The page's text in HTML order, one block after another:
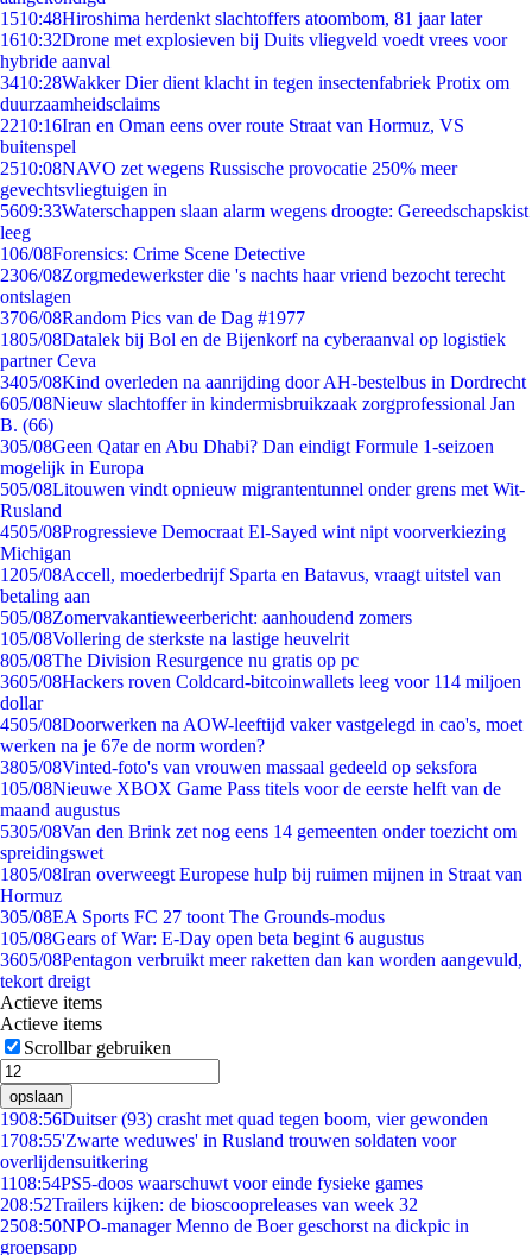
1510:48Hiroshima herdenkt slachtoffers atoombom, 81 jaar later
1610:32Drone met explosieven bij Duits vliegveld voedt vrees voor
hybride aanval
3410:28Wakker Dier dient klacht in tegen insectenfabriek Protix om
duurzaamheidsclaims
2210:16Iran en Oman eens over route Straat van Hormuz, VS
buitenspel
2510:08NAVO zet wegens Russische provocatie 250% meer
gevechtsvliegtuigen in
5609:33Waterschappen slaan alarm wegens droogte: Gereedschapskist
leeg
106/08Forensics: Crime Scene Detective
2306/08Zorgmedewerkster die 's nachts haar vriend bezocht terecht
ontslagen
3706/08Random Pics van de Dag #1977
1805/08Datalek bij Bol en de Bijenkorf na cyberaanval op logistiek
partner Ceva
3405/08Kind overleden na aanrijding door AH-bestelbus in Dordrecht
605/08Nieuw slachtoffer in kindermisbruikzaak zorgprofessional Jan
B. (66)
305/08Geen Qatar en Abu Dhabi? Dan eindigt Formule 1-seizoen
mogelijk in Europa
505/08Litouwen vindt opnieuw migrantentunnel onder grens met Wit-
Rusland
4505/08Progressieve Democraat El-Sayed wint nipt voorverkiezing
Michigan
1205/08Accell, moederbedrijf Sparta en Batavus, vraagt uitstel van
betaling aan
505/08Zomervakantieweerbericht: aanhoudend zomers
105/08Vollering de sterkste na lastige heuvelrit
805/08The Division Resurgence nu gratis op pc
3605/08Hackers roven Coldcard-bitcoinwallets leeg voor 114 miljoen
dollar
4505/08Doorwerken na AOW-leeftijd vaker vastgelegd in cao's, moet
werken na je 67e de norm worden?
3805/08Vinted-foto's van vrouwen massaal gedeeld op seksfora
105/08Nieuwe XBOX Game Pass titels voor de eerste helft van de
maand augustus
5305/08Van den Brink zet nog eens 14 gemeenten onder toezicht om
spreidingswet
1805/08Iran overweegt Europese hulp bij ruimen mijnen in Straat van
Hormuz
305/08EA Sports FC 27 toont The Grounds-modus
105/08Gears of War: E-Day open beta begint 6 augustus
3605/08Pentagon verbruikt meer raketten dan kan worden aangevuld,
tekort dreigt
Actieve items
Actieve items
Scrollbar gebruiken
opslaan
1908:56Duitser (93) crasht met quad tegen boom, vier gewonden
1708:55'Zwarte weduwes' in Rusland trouwen soldaten voor
overlijdensuitkering
1108:54PS5-doos waarschuwt voor einde fysieke games
208:52Trailers kijken: de bioscoopreleases van week 32
2508:50NPO-manager Menno de Boer geschorst na dickpic in
groepsapp